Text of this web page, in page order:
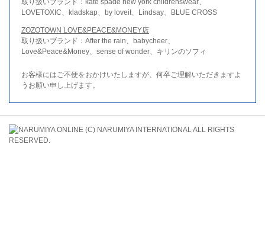
LOVETOXIC、kladskap、by loveit、Lindsay、BLUE CROSS
ZOZOTOWN LOVE&PEACE&MONEY店
取り扱いブランド：After the rain、babycheer、
Love&Peace&Money、sense of wonder、キリンのソフィ
お客様にはご不便をおかけいたしますが、何卒ご理解いただきますよ
うお願い申し上げます。